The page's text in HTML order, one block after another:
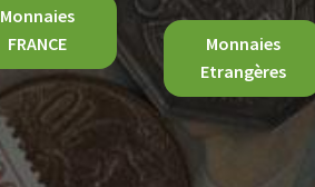
Monnaies
FRANCE
Monnaies
Etrangères